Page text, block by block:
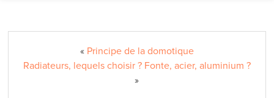
« Principe de la domotique
Radiateurs, lequels choisir ? Fonte, acier, aluminium ?
»